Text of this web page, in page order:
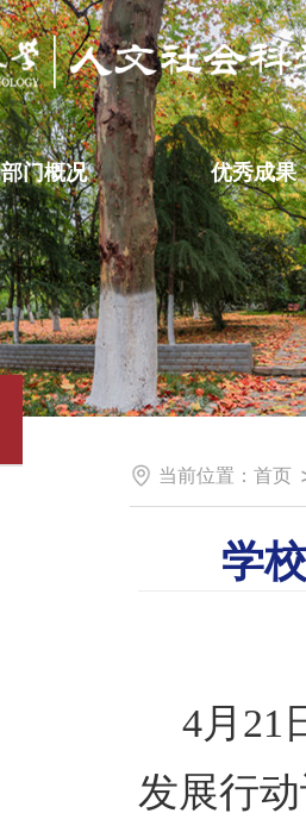
部门概况 优秀成果
当前位置： 首页
学
4月 21
发展行